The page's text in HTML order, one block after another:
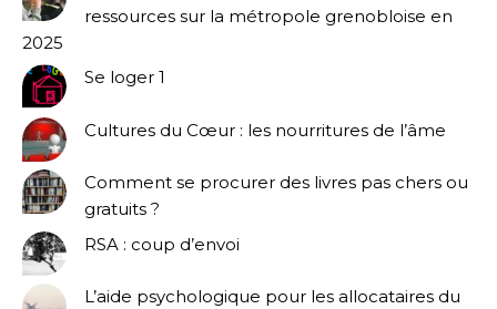
ressources sur la métropole grenobloise en
2025
Se loger 1
Cultures du Cœur : les nourritures de l’âme
Comment se procurer des livres pas chers ou
gratuits ?
RSA : coup d’envoi
L’aide psychologique pour les allocataires du